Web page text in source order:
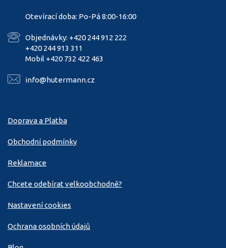
Otevírací doba: Po-Pá 8:00-16:00
Objednávky: +420 244 912 222
+420 244 913 311
Mobil +420 732 422 463
info@hutermann.cz
Doprava a Platba
Obchodní podmínky
Reklamace
Chcete odebírat velkoobchodně?
Nastavení cookies
Ochrana osobních údajů